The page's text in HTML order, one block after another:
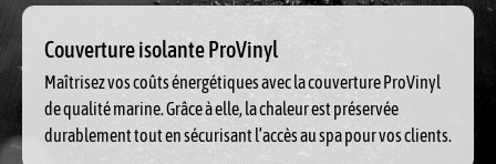
Couverture isolante ProVinyl
Maîtrisez vos coûts énergétiques avec la couverture ProVinyl
de qualité marine. Grâce à elle, la chaleur est préservée
durablement tout en sécurisant l’accès au spa pour vos clients.